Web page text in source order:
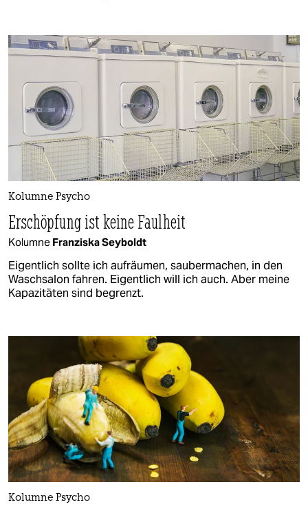
Kolumne Psycho
Erschöpfung ist keine Faulheit
Kolumne Franziska Seyboldt
Eigentlich sollte ich aufräumen, saubermachen, in den
Waschsalon fahren. Eigentlich will ich auch. Aber meine
Kapazitäten sind begrenzt.
Kolumne Psycho